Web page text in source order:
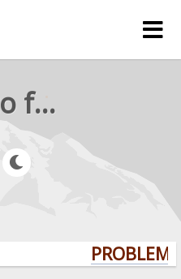
rejetto forum